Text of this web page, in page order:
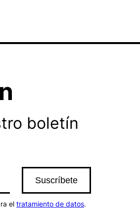
boletín
el tratamiento de datos.